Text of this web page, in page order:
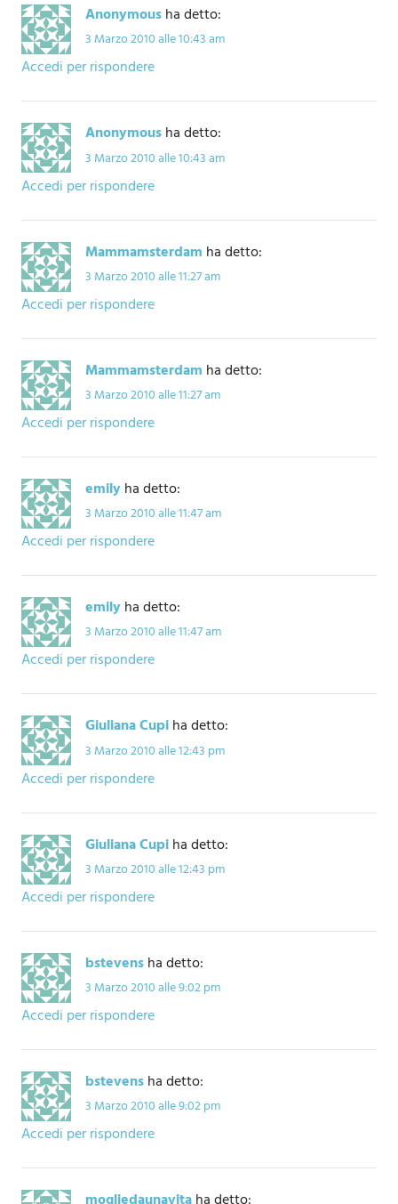
Anonymousha detto:
3 Marzo 2010 alle 10:43 am
Accedi per rispondere
Anonymousha detto:
3 Marzo 2010 alle 10:43 am
Accedi per rispondere
Mammamsterdam ha detto:
3 Marzo 2010 alle 11:27 am
Accedi per rispondere
Mammamsterdam ha detto:
3 Marzo 2010 alle 11:27 am
Accedi per rispondere
emilyha detto:
3 Marzo 2010 alle 11:47 am
Accedi per rispondere
emilyha detto:
3 Marzo 2010 alle 11:47 am
Accedi per rispondere
Giuliana Cupiha detto:
3 Marzo 2010 alle 12:43 pm
Accedi per rispondere
Giuliana Cupiha detto:
3 Marzo 2010 alle 12:43 pm
Accedi per rispondere
bstevensha detto:
3 Marzo 2010 alle 9:02 pm
Accedi per rispondere
bstevensha detto:
3 Marzo 2010 alle 9:02 pm
Accedi per rispondere